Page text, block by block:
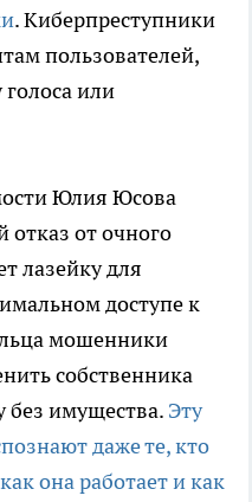
. Киберпреступники
пользователей,
или
Юлия Юсова
отказ от очного
лазейку для
доступе к
мошенники
собственника
без имущества. Эту
даже те, кто
она работает и как